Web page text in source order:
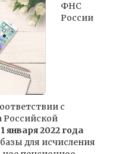
ФНС
России
с
Российской
1 января 2022 года
для исчисления